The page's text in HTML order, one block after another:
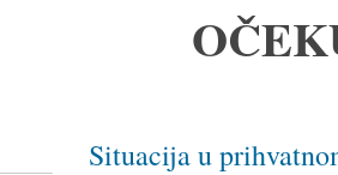
Situacija u